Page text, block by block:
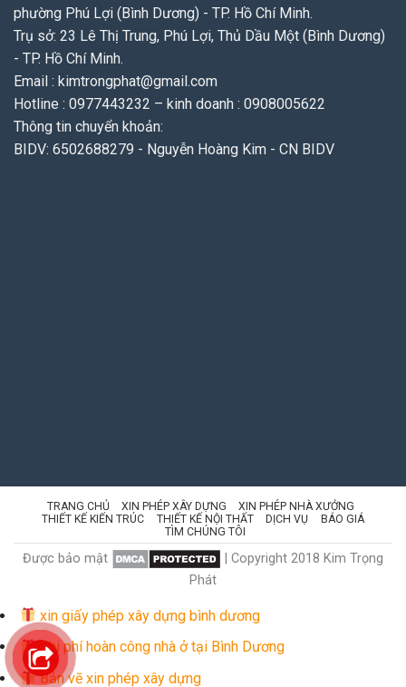
phường Phú Lợi (Bình Dương) - TP. Hồ Chí Minh.
Trụ sở: 23 Lê Thị Trung, Phú Lợi, Thủ Dầu Một (Bình Dương)
- TP. Hồ Chí Minh.
Email : kimtrongphat@gmail.com
Hotline : 0977443232 – kinh doanh : 0908005622
Thông tin chuyển khoản:
BIDV: 6502688279 - Nguyễn Hoàng Kim - CN BIDV
TRANG CHỦ XIN PHÉP XÂY DỰNG
XIN PHÉP NHÀ XƯỞNG
THIẾT KẾ KIẾN TRÚC
THIẾT KẾ NỘI THẤT DỊCH VỤ
BÁO GIÁ
TÌM CHÚNG TÔI
Được bảo mật
| Copyright 2018 Kim Trọng
Phát
xin giấy phép xây dựng bình dương
Chi phí hoàn công nhà ở tại Bình Dương
Bản vẽ xin phép xây dựng